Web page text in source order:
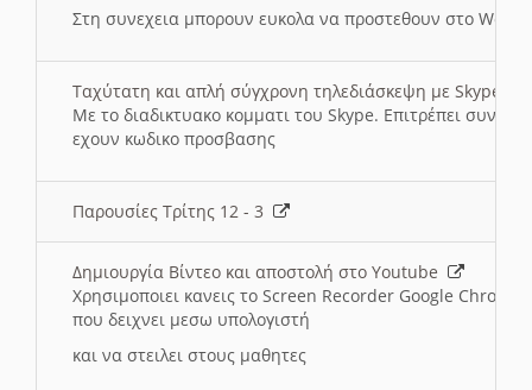
Στη συνεχεια μπορουν ευκολα να προστεθουν στο Word
Ταχύτατη και απλή σύγχρονη τηλεδιάσκεψη με Skype
Με το διαδικτυακο κομματι του Skype. Επιτρέπει
εχουν κωδικο προσβασης
Παρουσίες Τρίτης 12 - 3
Δημιουργία Βίντεο και αποστολή στο Youtube
Χρησιμοποιει κανεις το Screen Recorder Google Chrome
που δειχνει μεσω υπολογιστή
και να στειλει στους μαθητες